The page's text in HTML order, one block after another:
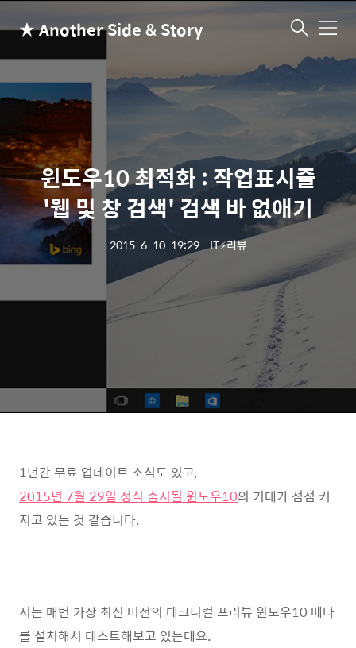
★ Another Side & Story 메
윈도우10 최적화 : 작업표시줄
'웹 및 창 검색' 검색 바 없애기
2015. 6. 10. 19:29ㆍIT⚡리뷰
1년간 무료 업데이트 소식도 있고,
2015년 7월 29일 정식 출시될 윈도우10의 기대가 점점 커
지고 있는 것 같습니다.
저는 매번 가장 최신 버전의 테크니컬 프리뷰 윈도우10 베타
를 설치해서 테스트해보고 있는데요.